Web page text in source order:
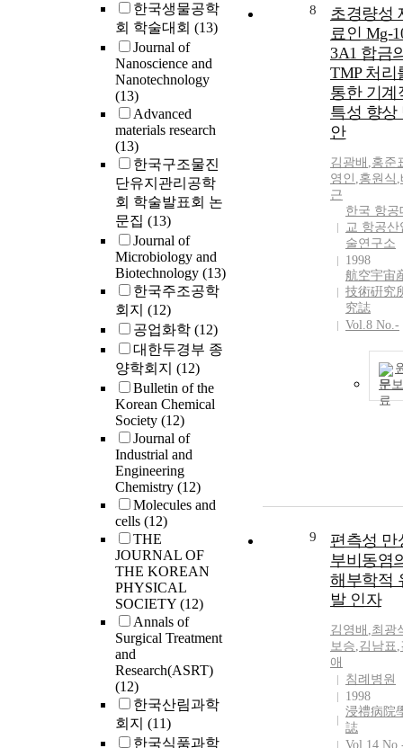
한국생물공학
회 학술대회 (13)
Journal of
Nanoscience and
Nanotechnology
(13)
Advanced
materials research
(13)
한국구조물진
단유지관리공학
회 학술발표회 논
문집 (13)
Journal of
Microbiology and
Biotechnology (13)
한국주조공학
회지 (12)
공업화학 (12)
대한두경부 종
양학회지 (12)
Bulletin of the
Korean Chemical
Society (12)
Journal of
Industrial and
Engineering
Chemistry (12)
Molecules and
cells (12)
THE
JOURNAL OF
THE KOREAN
PHYSICAL
SOCIETY (12)
Annals of
Surgical Treatment
and
Research(ASRT)
(12)
한국산림과학
회지 (11)
한국식품과학
8
초경량성
료인 Mg-
3A1 합금
TMP 처리
통한 기계
특성 향상
안
김광배 ,홍준
영인 ,홍원식 ,
근
한국 항공
교 항공산
술연구소
1998
航空宇宙
技術硏究
究誌
Vol.8 No.-
문
9
편측성 만
부비동염
해부학적
발 인자
김영배 ,최광
보승,김남표,
애
침례병원
1998
浸禮病院
誌
Vol.14